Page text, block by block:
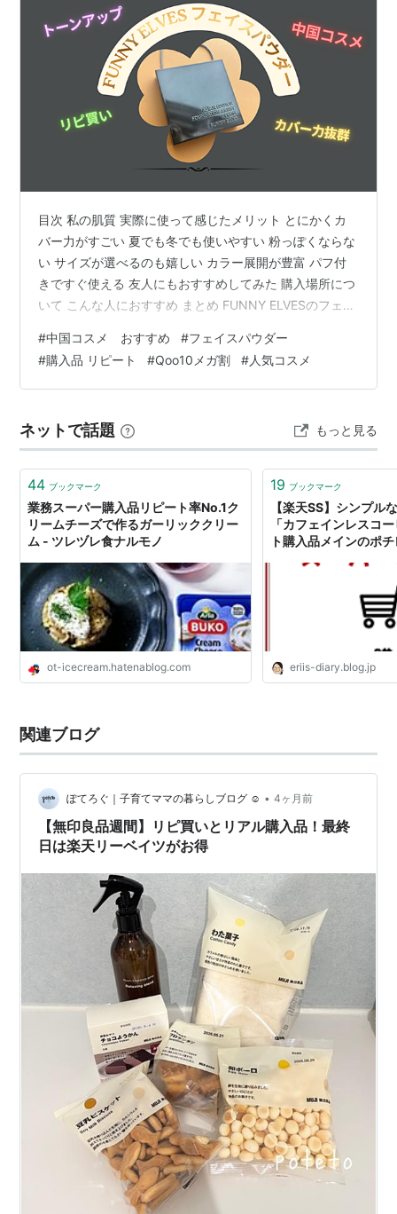
目次 私の肌質 実際に使って感じたメリット とにかくカ
バー力がすごい 夏でも冬でも使いやすい 粉っぽくならな
い サイズが選べるのも嬉しい カラー展開が豊富 パフ付
きですぐ使える 友人にもおすすめしてみた 購入場所につ
いて こんな人におすすめ まとめ FUNNY ELVESのフェイ
感じたメリット - カバー力がすごい - 夏でも冬でも使い
やすい - 粉っぽくならない - サイズが選べる - カラー展
開が豊富 - パフ付きで便利 友人にもおすすめしてみた 購
リピ買いしているお気に入りのフェイ…
#中国コスメ おすすめ #フェイスパウダー
#購入品 リピート #Qoo10メガ割 #人気コスメ
ネットで話題 もっと見る
44 ブックマーク
業務スーパー購入品リピート率No.1ク
リームチーズで作るガーリッククリー
ム - ツレヅレ食ナルモノ
ot-icecream.hatenablog.com
19 ブックマーク
【楽天SS】シンプル
「カフェインレスコ
ト購入品メインのポ
eriis-diary.blog.jp
関連ブログ
ぽてろぐ｜子育てママの暮らしブログ ☺︎ • 4ヶ月前
【無印良品週間】リピ買いとリアル購入品！最終
日は楽天リーベイツがお得